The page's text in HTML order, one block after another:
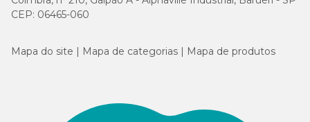
CEP: 06465-060
Mapa do site Mapa de categorias Mapa de produtos